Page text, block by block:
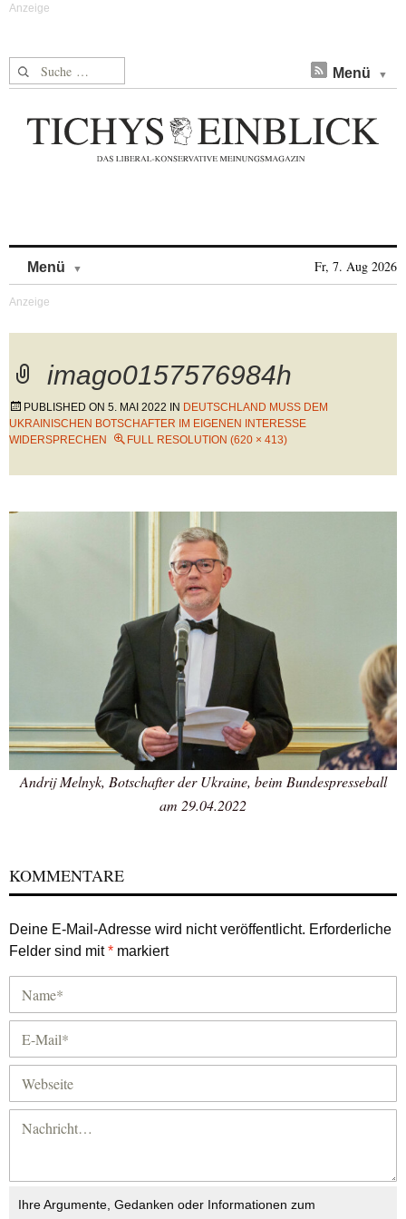
Suche nach: Menü
Menü Fr, 7. Aug 2026
imago0157576984h
PUBLISHED ON 5. MAI 2022 IN DEUTSCHLAND MUSS DEM
UKRAINISCHEN BOTSCHAFTER IM EIGENEN INTERESSE
WIDERSPRECHEN
FULL RESOLUTION (620 × 413)
Andrij Melnyk, Botschafter der Ukraine, beim Bundespresseball
am 29.04.2022
KOMMENTARE
Deine E-Mail-Adresse wird nicht veröffentlicht. Erforderliche
Felder sind mit* markiert
Ihre Argumente, Gedanken oder Informationen zum